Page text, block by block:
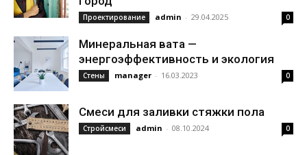
Проектирование admin - 29.04.2025 0
Минеральная вата —
энергоэффективность и экология
Стены manager - 16.03.2023 0
Смеси для заливки стяжки пола
Стройсмеси admin - 08.10.2024 0